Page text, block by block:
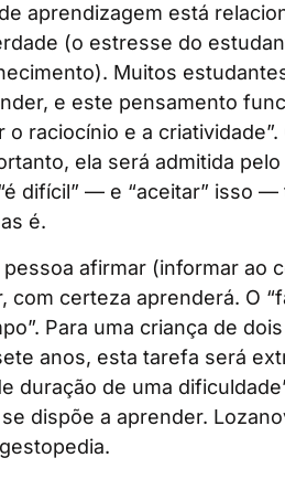
aprendizagem está
(o estresse do
Muitos
e este pensamento
raciocínio e a
ela será admitida
difícil” — e “aceitar” isso —
é.
afirmar (informar ao
certeza aprenderá. O
Para uma criança de
anos, esta tarefa será
duração de uma
dispõe a aprender.